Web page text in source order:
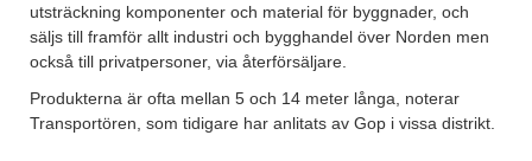
utsträckning komponenter och material för byggnader, och
säljs till framför allt industri och bygghandel över Norden men
också till privatpersoner, via återförsäljare.
Produkterna är ofta mellan 5 och 14 meter långa, noterar
Transportören, som tidigare har anlitats av Gop i vissa distrikt.